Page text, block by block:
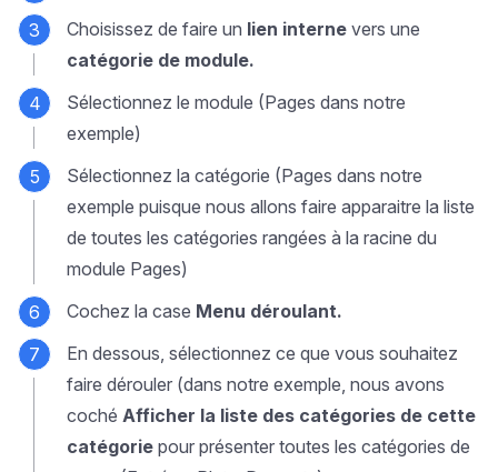
Choisissez de faire un lien interne vers une
catégorie de module.
Sélectionnez le module (Pages dans notre
exemple)
Sélectionnez la catégorie (Pages dans notre
exemple puisque nous allons faire apparaitre la liste
de toutes les catégories rangées à la racine du
module Pages)
Cochez la case Menu déroulant.
En dessous, sélectionnez ce que vous souhaitez
faire dérouler (dans notre exemple, nous avons
coché Afficher la liste des catégories de cette
catégorie pour présenter toutes les catégories de